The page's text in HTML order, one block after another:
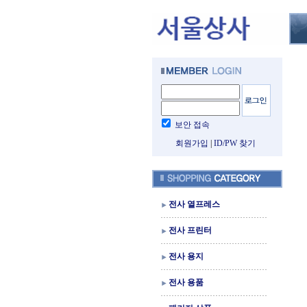
보안 접속
회원가입
ID/PW 찾기
전사 열프레스
전사 프린터
전사 용지
전사 용품